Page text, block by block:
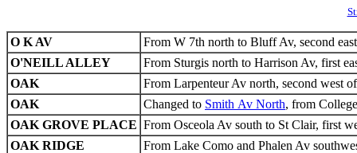
O K AV
From W 7th north to Bluff Av, second
O'NEILL ALLEY
From Sturgis north to Harrison Av, first
OAK
From Larpenteur Av north, second west
OAK
Changed to Smith Av North, from
OAK GROVE PLACE From Osceola Av south to St Clair, first
OAK RIDGE
From Lake Como and Phalen Av